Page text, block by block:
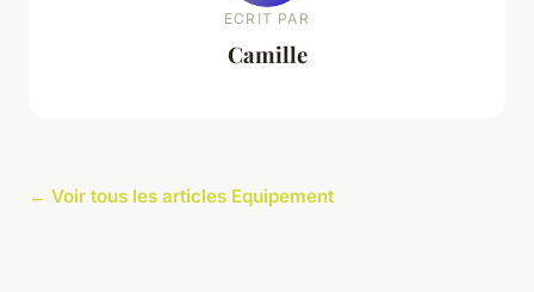
ECRIT PAR
Camille
← Voir tous les articles Equipement